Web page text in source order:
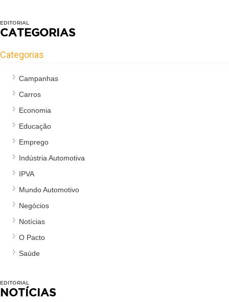
EDITORIAL
CATEGORIAS
Categorias
Campanhas
Carros
Economia
Educação
Emprego
Indústria Automotiva
IPVA
Mundo Automotivo
Negócios
Notícias
O Pacto
Saúde
EDITORIAL
NOTÍCIAS